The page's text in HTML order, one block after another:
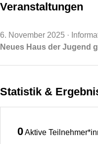
Veranstaltungen
6. November 2025 ·
Neues Haus der Jugend
Statistik &
0 Aktive